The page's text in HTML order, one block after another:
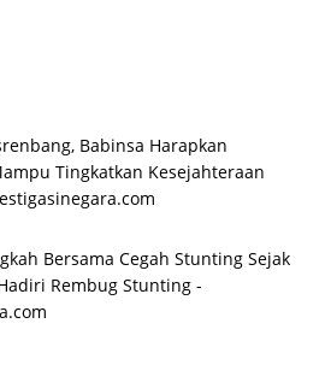
Babinsa Harapkan
Tingkatkan Kesejahteraan
Bersama Cegah Stunting Sejak
Rembug Stunting -